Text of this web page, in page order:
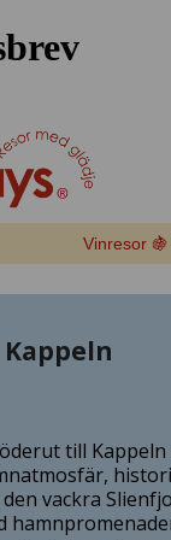
Vinresor 🍇
till Kappeln
vackra